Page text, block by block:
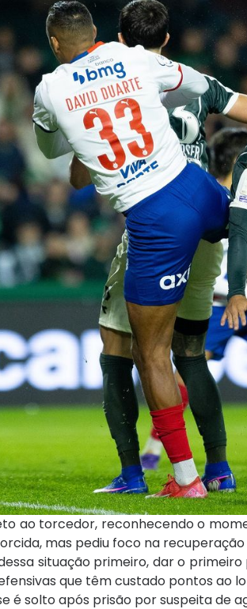
ao torcedor, reconhecendo o
mas pediu foco na
situação primeiro, dar o
que têm custado pontos ao
é solto após prisão por suspeita de